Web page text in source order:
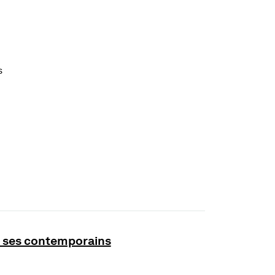
contemporains